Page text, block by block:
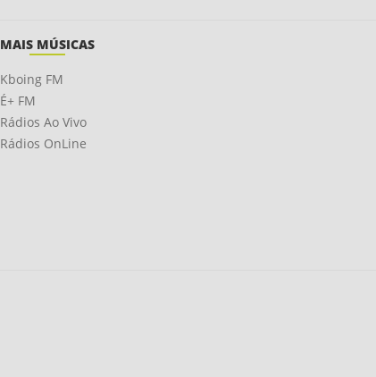
MAIS MÚSICAS
Kboing FM
É+ FM
Rádios Ao Vivo
Rádios OnLine